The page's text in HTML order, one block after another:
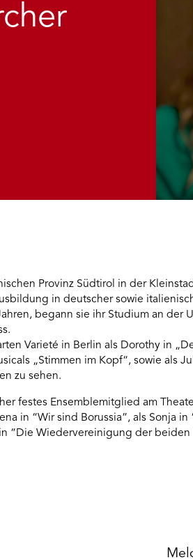
Provinz Südtirol in der
in deutscher sowie
begann sie ihr Studium an der
Varieté in Berlin als Dorothy in
„Stimmen im Kopf“, sowie als
zu sehen.
festes Ensemblemitglied am
in “Wir sind Borussia”, als Sonja in
“Die Wiedervereinigung der beiden